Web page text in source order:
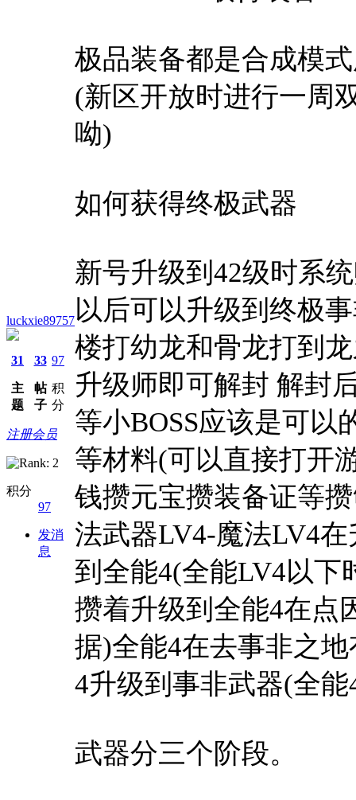
luckxie89757
31
主
题
33
帖
子
97
积
分
注册会员
积分
97
发消
息
极品装备都是合成模
(新区开放时进行一周
呦)
如何获得终极武器
新号升级到42级时系
以后可以升级到终极
楼打幼龙和骨龙打到
升级师即可解封 解封
等小BOSS应该是可以
等材料(可以直接打开
钱攒元宝攒装备证等
法武器LV4-魔法LV4
到全能4(全能LV4以下
攒着升级到全能4在点
据)全能4在去事非之
4升级到事非武器(全
武器分三个阶段。